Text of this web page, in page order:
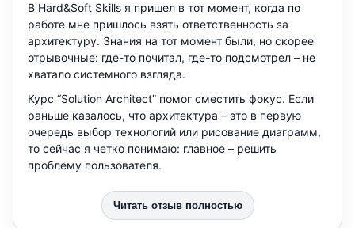
В Hard&Soft Skills я пришел в тот момент, когда по
работе мне пришлось взять ответственность за
архитектуру. Знания на тот момент были, но скорее
отрывочные: где-то почитал, где-то подсмотрел – не
хватало системного взгляда.
Курс “Solution Architect” помог сместить фокус. Если
раньше казалось, что архитектура – это в первую
очередь выбор технологий или рисование диаграмм,
то сейчас я четко понимаю: главное – решить
проблему пользователя.
Читать отзыв полностью